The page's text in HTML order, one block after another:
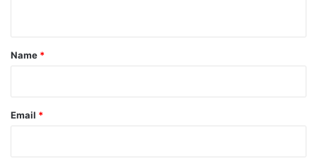
*
Name *
Email *